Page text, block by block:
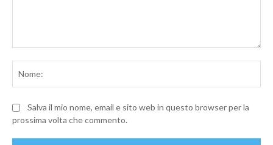
Salva il mio nome, email e sito web in questo browser per la
prossima volta che commento.